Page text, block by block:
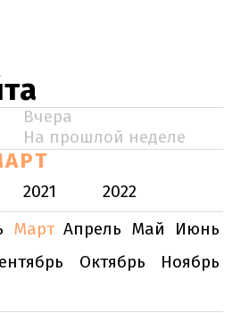
Вчера
На прошлой неделе
2021
2022
Март Апрель Май
Июнь
Октябрь
Ноябрь